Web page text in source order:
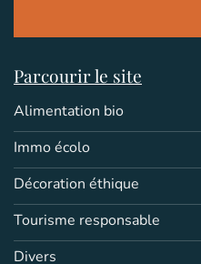
Parcourir le site
Alimentation bio
Immo écolo
Décoration éthique
Tourisme responsable
Divers